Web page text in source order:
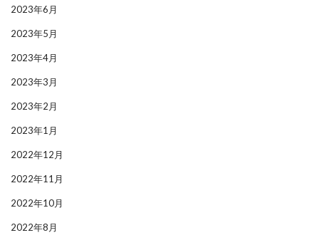
2023年6月
2023年5月
2023年4月
2023年3月
2023年2月
2023年1月
2022年12月
2022年11月
2022年10月
2022年8月